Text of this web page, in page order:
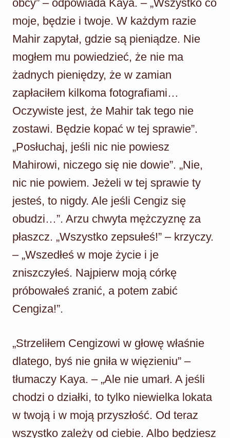
obcy” – odpowiada Kaya. – „Wszystko co
moje, będzie i twoje. W każdym razie
Mahir zapytał, gdzie są pieniądze. Nie
mogłem mu powiedzieć, że nie ma
żadnych pieniędzy, że w zamian
zapłaciłem kilkoma fotografiami…
Oczywiste jest, że Mahir tak tego nie
zostawi. Będzie kopać w tej sprawie”.
„Posłuchaj, jeśli nic nie powiesz
Mahirowi, niczego się nie dowie”. „Nie,
nic nie powiem. Jeżeli w tej sprawie ty
jesteś, to nigdy. Ale jeśli Cengiz się
obudzi…”. Arzu chwyta mężczyznę za
płaszcz. „Wszystko zepsułeś!” – krzyczy.
– „Wszedłeś w moje życie i je
zniszczyłeś. Najpierw moją córkę
próbowałeś zranić, a potem zabić
Cengiza!”.
„Strzeliłem Cengizowi w głowę właśnie
dlatego, byś nie gniła w więzieniu” –
tłumaczy Kaya. – „Ale nie umarł. A jeśli
chodzi o działki, to tylko niewielka lokata
w twoją i w moją przyszłość. Od teraz
wszystko zależy od ciebie. Albo będziesz